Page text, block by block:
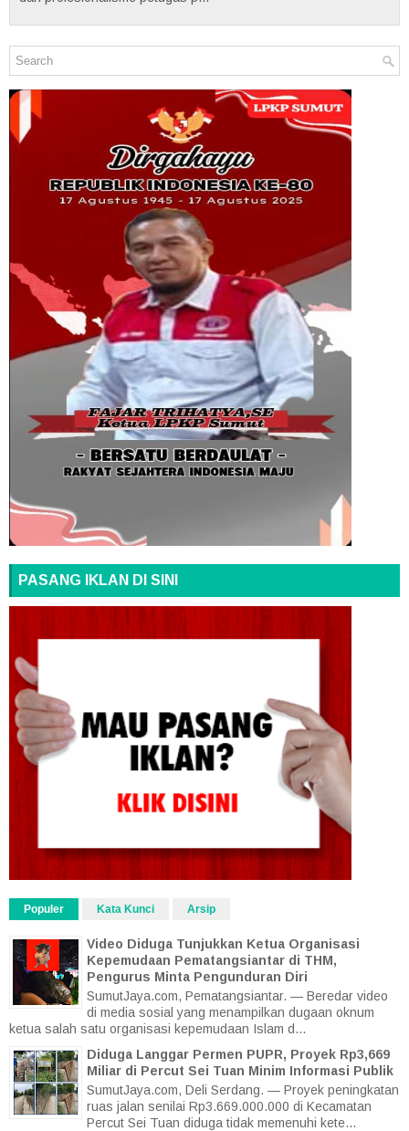
PASANG IKLAN DI SINI
Populer Kata Kunci Arsip
Video Diduga Tunjukkan Ketua Organisasi
Kepemudaan Pematangsiantar di THM,
Pengurus Minta Pengunduran Diri
SumutJaya.com, Pematangsiantar. — Beredar video
di media sosial yang menampilkan dugaan oknum
ketua salah satu organisasi kepemudaan Islam d...
Diduga Langgar Permen PUPR, Proyek Rp3,669
Miliar di Percut Sei Tuan Minim Informasi Publik
SumutJaya.com, Deli Serdang. — Proyek peningkatan
ruas jalan senilai Rp3.669.000.000 di Kecamatan
Percut Sei Tuan diduga tidak memenuhi kete...